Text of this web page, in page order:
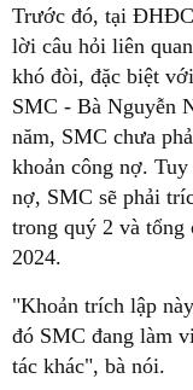
Trước đó, tại
lời câu hỏi liên
khó đòi, đặc biệt
SMC - Bà Nguyễn
năm, SMC chưa
khoản công nợ.
nợ, SMC sẽ phải
trong quý 2 và tổng
2024.
"Khoản trích lập
đó SMC đang làm
tác khác", bà nói.